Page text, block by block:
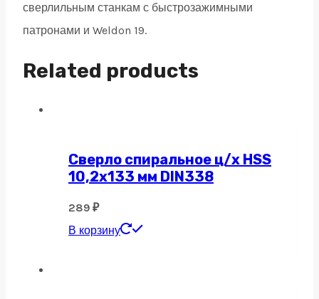
сверлильным станкам с быстрозажимными
патронами и Weldon 19.
Related products
Сверло спиральное ц/х HSS
10,2х133 мм DIN338
289 ₽
В корзину